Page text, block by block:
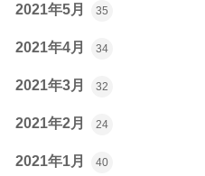
2021年5月 35
2021年4月 34
2021年3月 32
2021年2月 24
2021年1月 40